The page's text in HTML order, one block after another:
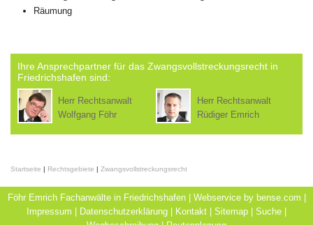
Räumung
Ihre Ansprechpartner für das Zwangsvollstreckungsrecht in
Friedrichshafen sind:
Herr Rechtsanwalt
Wolfgang Föhr
Herr Rechtsanwalt
Rüdiger Emrich
Startseite | Rechtsgebiete | Zwangsvollstreckungsrecht
Föhr Emrich Fachanwälte in Friedrichshafen | Webservice by bense.com
Impressum
Datenschutzerklärung Kontakt Sitemap Suche